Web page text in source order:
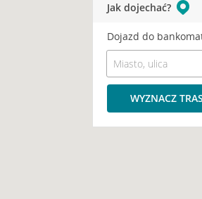
Jak dojechać?
Dojazd do
WYZNACZ